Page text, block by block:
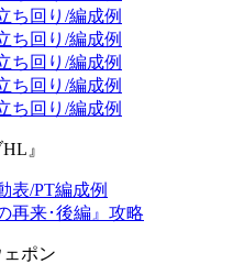
ち回り/編成例
ち回り/編成例
ち回り/編成例
ち回り/編成例
ち回り/編成例
』
表/PT編成例
再来･後編』攻略
ポン